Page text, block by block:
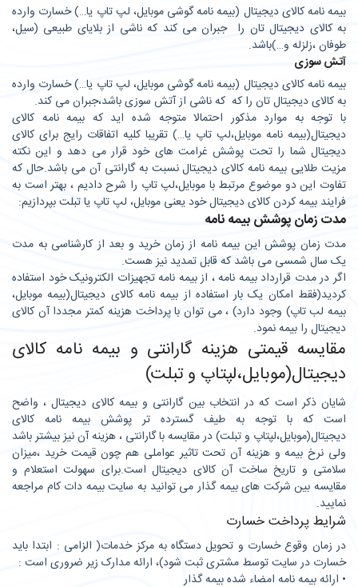
بیمه نامه کالای دیجیتال (بیمه نامه گوشی موبایل، لپ تاپ یا…) خسارت وارده
به کالای دیجیتال تان را جبران می کند که ناشی از بلایای طبیعی (سیل،
طوفان ،زلزله و…)باشد.
آتش سوزی
بیمه نامه کالای دیجیتال (بیمه نامه گوشی موبایل، لپ تاپ یا…) خسارت وارده
به کالای دیجیتال تان را که که ناشی از آتش سوزی باشد،جبران می کند.
با توجه به موارد مذکور احتمالا متوجه شده اید که بیمه نامه کالای
دیجیتال(بیمه نامه موبایل،لپ­ تاپ یا…) تقریبا کلیه اتفاقات رایج برای کالای
دیجیتال شما را تحت پوشش غرامت های خود قرار می دهد و این نکته
مزیت طلایی بیمه نامه کالای دیجیتال نسبت به گارانتی آن می باشد.حال که
تفاوت این دو موضوع مرتبط با موبایل،لپ تاپ را شرح دادیم ، بهتر است به
فرایند بیمه کردن کالای دیجیتال خود یعنی موبایل، لپ تاپ یا تبلت بپردازیم:
مدت زمان پوشش بیمه نامه
مدت زمان پوشش این بیمه نامه از زمان خرید و بعد از کارشناسی به مدت
یک سال شمسی می باشد که قابل تمدید نیز هست.
اگر در مدت قرارداد بیمه نامه ، از بیمه نامه تجهیزات الکترونیک خود استفاده
کردید(فقط امکان یک بار استفاده از بیمه نامه کالای دیجیتال(بیمه موبایل،
بیمه لب تاپ) وجود دارد) ، می توان با پرداخت هزینه کمتر مجددا آن کالای
دیجیتال را بیمه نمود.
مقایسه قیمتی هزینه گارانتی و بیمه نامه کالای
دیجیتال(موبایل،لپتاپ و تبلت)
شایان ذکر است که در انتخاب بین گارانتی و بیمه کالای دیجیتال ، واضح
است که با توجه به طیف گسترده تر پوشش بیمه نامه کالای
دیجیتال(موبایل،لپتاپ و تبلت) در مقایسه با گارانتی ، هزینه آن نیز بیشتر باشد
ولی نرخ بیمه و هزینه آن تحت تاثیر عواملی هم چون قیمت خرید ،میزان
سلامتی و تاریخ ساخت آن کالای دیجیتال است.برای سهولت استعلام و
مقایسه بین شرکت های بیمه گذار می توانید به سایت بیمه دات کام مراجعه
نمایید.
شرایط پرداخت خسارت
در زمان وقوع خسارت و تحویل دستگاه به مرکز خدمات( الزامی : ابتدا باید
خسارت در سایت توسط مشتری ثبت شود)، ارائه مدارک زیر ضروری است :
• ارائه بیمه نامه امضاء شده بیمه گذار